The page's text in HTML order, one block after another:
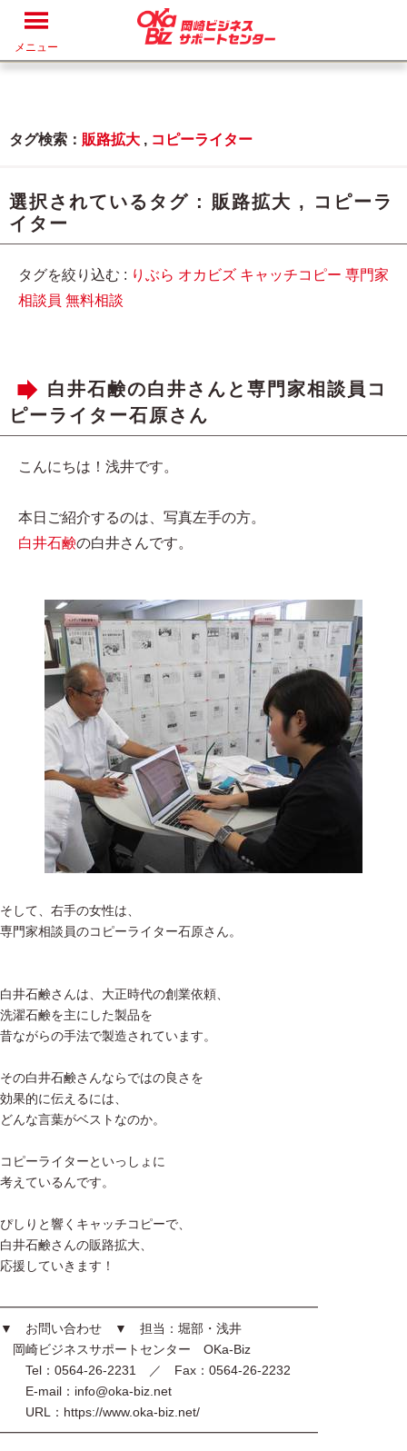
メニュー
タグ検索： 販路拡大 , コピーライター
選択されているタグ : 販路拡大 ,
コピーラ
イター
タグを絞り込む : りぶら オカビズ キャッチコピー 専門家
相談員 無料相談
白井石鹸の白井さんと専門家相談員コ
ピーライター石原さん
こんにちは！浅井です。
本日ご紹介するのは、写真左手の方。
白井石鹸の白井さんです。
そして、右手の女性は、
専門家相談員のコピーライター石原さん。
白井石鹸さんは、大正時代の創業依頼、
洗濯石鹸を主にした製品を
昔ながらの手法で製造されています。
その白井石鹸さんならではの良さを
効果的に伝えるには、
どんな言葉がベストなのか。
コピーライターといっしょに
考えているんです。
ぴしりと響くキャッチコピーで、
白井石鹸さんの販路拡大、
応援していきます！
━━━━━━━━━━━━━━━━━━━━━━━━━
▼ お問い合わせ ▼ 担当：堀部・浅井
岡崎ビジネスサポートセンター OKa-Biz
Tel：0564-26-2231 ／ Fax：0564-26-2232
E-mail：info@oka-biz.net
URL：https://www.oka-biz.net/
━━━━━━━━━━━━━━━━━━━━━━━━━